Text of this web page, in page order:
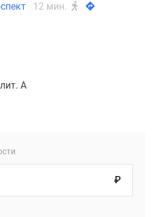
12 мин.
А
₽